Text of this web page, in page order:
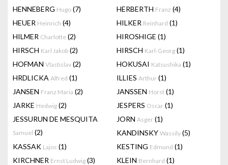
HENNEBERG Hugo (7) HERBERTH Franz (4)
HEUER Heinrich (4) HILKER Reinhard (1)
HILMER Charlotte (2) HIROSHIGE (1)
HIRSCH Karl Jakob (2) HIRSCH Karl-Georg (1)
HOFMAN Vlastislav (2) HOKUSAI Katsushika (1)
HRDLICKA Alfred (1) ILLIES Arthur (1)
JANSEN Franz Maria (2) JANSSEN Horst (1)
JARKE Hedwig (2) JESPERS Oscar (1)
JESSURUN DE MESQUITA
Samuel (2)
JORN Asger (1)
KANDINSKY Wassily (5)
KASSAK Lajos (1) KESTING Edmund (1)
KIRCHNER Ernst Ludwig (3) KLEIN Bernhard (1)